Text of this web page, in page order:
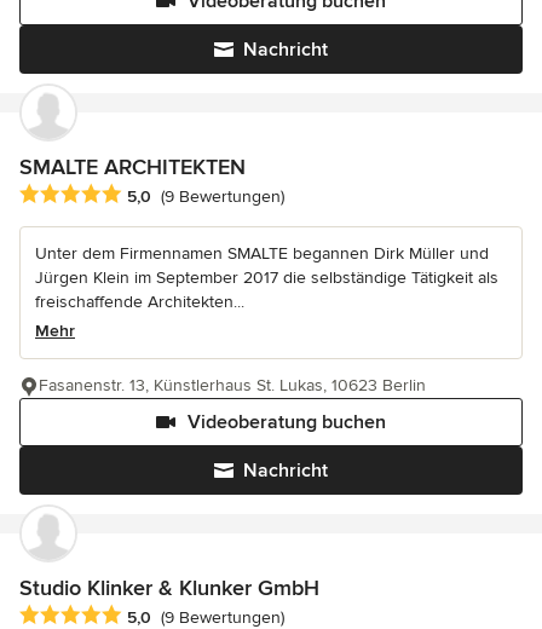
Nachricht
SMALTE ARCHITEKTEN
Durchschnittliche Bewertung: 5 von 5 Sternen
5,0 (9 Bewertungen)
Unter dem Firmennamen SMALTE begannen Dirk Müller und
Jürgen Klein im September 2017 die selbständige Tätigkeit als
freischaffende Architekten...
Mehr
Nachricht
Videoberatung buchen
Fasanenstr. 13, Künstlerhaus St. Lukas, 10623 Berlin
Studio Klinker & Klunker GmbH
Durchschnittliche Bewertung: 5 von 5 Sternen
5,0 (9 Bewertungen)